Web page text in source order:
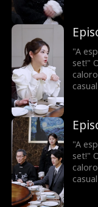
me
"A
set!"
me
"A
set!"